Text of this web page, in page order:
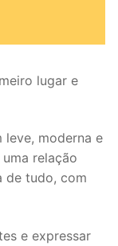
lugar e
leve, moderna e
relação
de tudo, com
e expressar